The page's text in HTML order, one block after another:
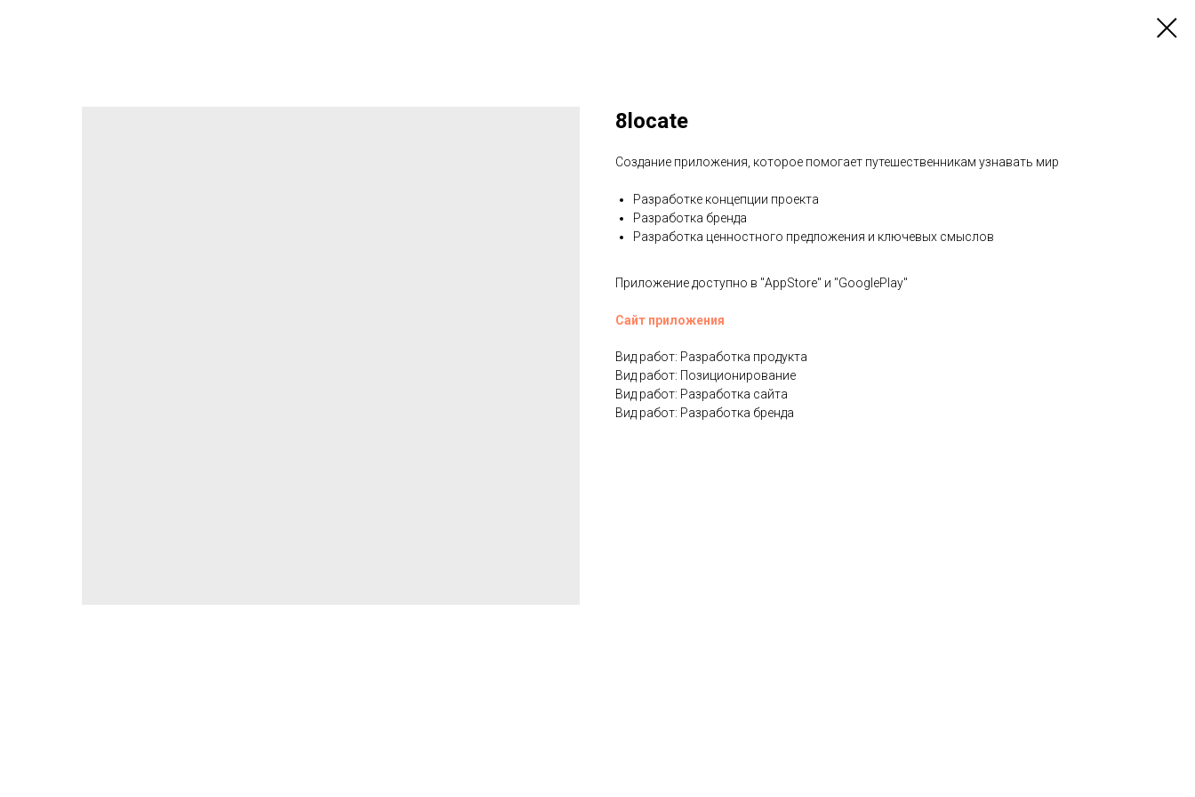
8locate
Создание приложения, которое помогает путешественникам узнавать мир
Разработке концепции проекта
Разработка бренда
Разработка ценностного предложения и ключевых смыслов
Приложение доступно в "AppStore" и "GooglePlay"
Сайт приложения
Вид работ: Разработка продукта
Вид работ: Позиционирование
Вид работ: Разработка сайта
Вид работ: Разработка бренда